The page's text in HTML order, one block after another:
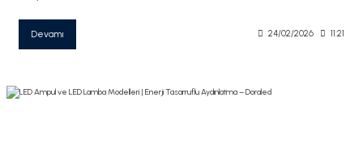
Devamı 24/02/2026 11:21